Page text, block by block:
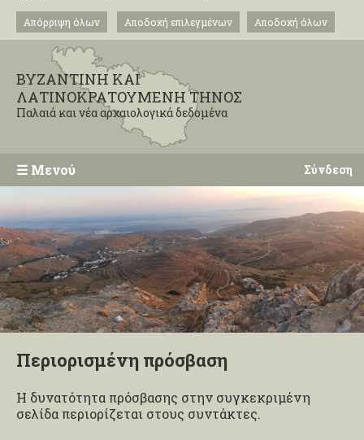
Απόρριψη όλων Αποδοχή επιλεγμένων Αποδοχή όλων
ΒΥΖΑΝΤΙΝΗ ΚΑΙ
ΛΑΤΙΝΟΚΡΑΤΟΥΜΕΝΗ ΤΗΝΟΣ
Παλαιά και νέα αρχαιολογικά δεδομένα
☰ Μενού Σύνδεση
Περιορισμένη πρόσβαση
Η δυνατότητα πρόσβασης στην συγκεκριμένη
σελίδα περιορίζεται στους συντάκτες.